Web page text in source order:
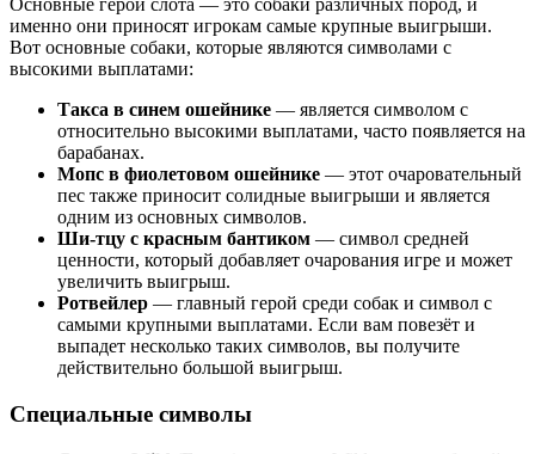
Основные герои слота — это собаки различных пород, и
именно они приносят игрокам самые крупные выигрыши.
Вот основные собаки, которые являются символами с
высокими выплатами:
Такса в синем ошейнике — является символом с
относительно высокими выплатами, часто появляется на
барабанах.
Мопс в фиолетовом ошейнике — этот очаровательный
пес также приносит солидные выигрыши и является
одним из основных символов.
Ши-тцу с красным бантиком — символ средней
ценности, который добавляет очарования игре и может
увеличить выигрыш.
Ротвейлер — главный герой среди собак и символ с
самыми крупными выплатами. Если вам повезёт и
выпадет несколько таких символов, вы получите
действительно большой выигрыш.
Специальные символы